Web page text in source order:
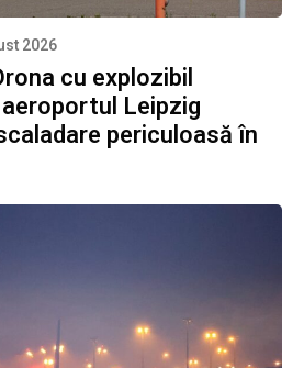
2026
cu explozibil
Leipzig
periculoasă în